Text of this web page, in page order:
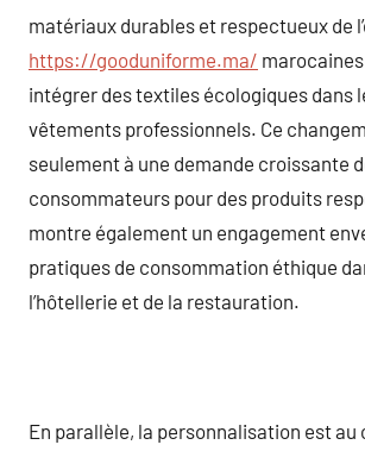
matériaux durables et respectueux de
https://gooduniforme.ma/
intégrer des textiles écologiques dans
vêtements professionnels. Ce
seulement à une demande croissante
consommateurs pour des produits
montre également un engagement
pratiques de consommation éthique
l’hôtellerie et de la restauration.
En parallèle, la personnalisation est